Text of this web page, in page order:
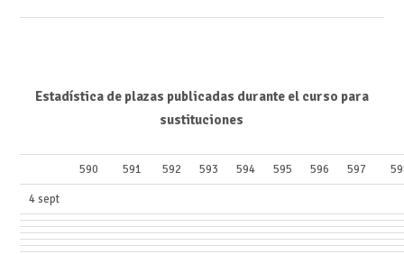
Estadística de plazas publicadas durante el curso para
sustituciones
590 591 592 593 594 595 596 597
4 sept